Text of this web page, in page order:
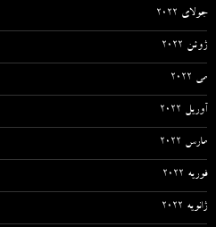
جولای 2022
ژوئن 2022
می 2022
آوریل 2022
مارس 2022
فوریه 2022
ژانویه 2022